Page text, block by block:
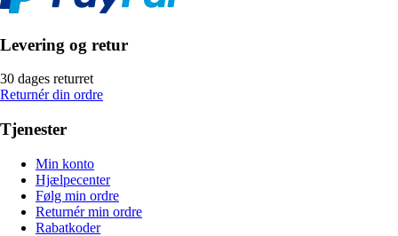
Levering og retur
30 dages returret
Returnér din ordre
Tjenester
Min konto
Hjælpecenter
Følg min ordre
Returnér min ordre
Rabatkoder